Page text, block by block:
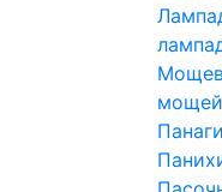
мощей